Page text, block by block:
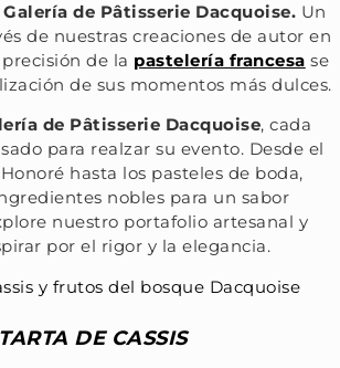
de Pâtisserie Dacquoise. Un
de nuestras creaciones de autor en
de la pastelería francesa se
de sus momentos más dulces.
de Pâtisserie Dacquoise, cada
para realzar su evento. Desde el
hasta los pasteles de boda,
nobles para un sabor
nuestro portafolio artesanal y
por el rigor y la elegancia.
TARTA DE CASSIS